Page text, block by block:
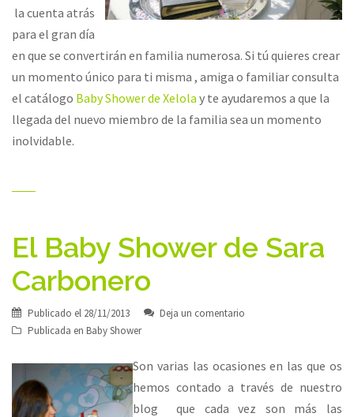
la cuenta atrás
para el gran día
en que se convertirán en familia numerosa. Si tú quieres crear
un momento único para ti misma , amiga o familiar consulta
el catálogo Baby Shower de Xelola y te ayudaremos a que la
llegada del nuevo miembro de la familia sea un momento
inolvidable.
El Baby Shower de Sara
Carbonero
Publicado el 28/11/2013
Deja un comentario
Publicada en Baby Shower
Son varias las ocasiones en las que os
hemos contado a través de nuestro
blog que cada vez son más las